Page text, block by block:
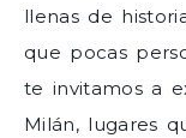
llenas de
que pocas
te invitamos a
Milán, lugares